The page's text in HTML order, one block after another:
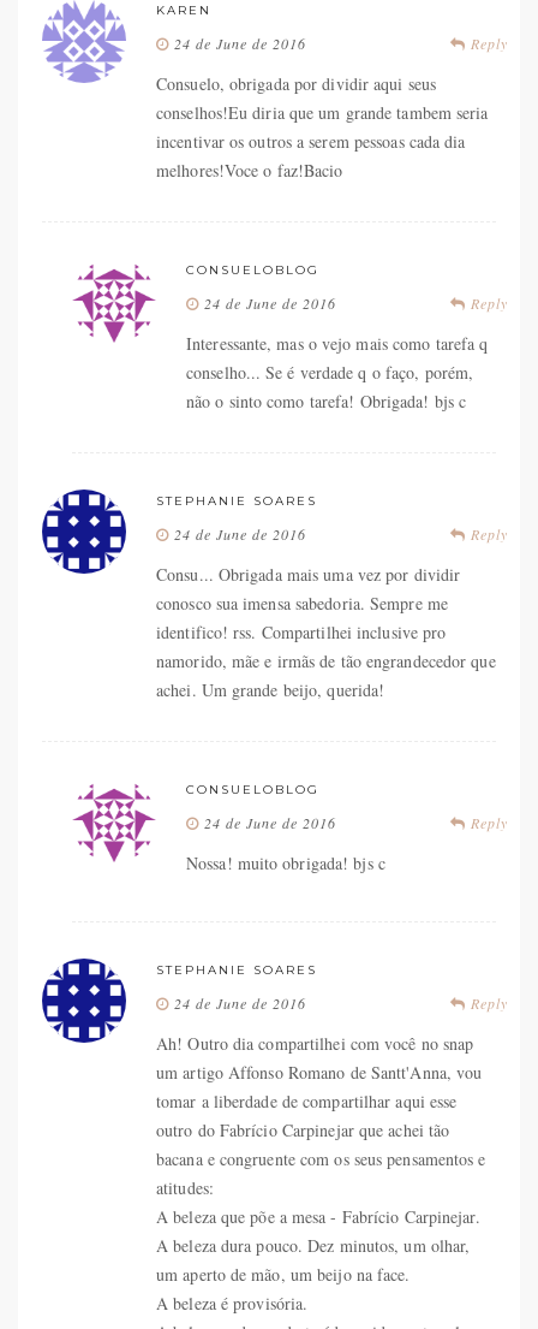
KAREN
Reply
24 de June de 2016
Consuelo, obrigada por dividir aqui seus
conselhos!Eu diria que um grande tambem seria
incentivar os outros a serem pessoas cada dia
melhores!Voce o faz!Bacio
CONSUELOBLOG
Reply
24 de June de 2016
Interessante, mas o vejo mais como tarefa q
conselho... Se é verdade q o faço, porém,
não o sinto como tarefa! Obrigada! bjs c
STEPHANIE SOARES
Reply
24 de June de 2016
Consu... Obrigada mais uma vez por dividir
conosco sua imensa sabedoria. Sempre me
identifico! rss. Compartilhei inclusive pro
namorido, mãe e irmãs de tão engrandecedor que
achei. Um grande beijo, querida!
CONSUELOBLOG
Reply
24 de June de 2016
Nossa! muito obrigada! bjs c
STEPHANIE SOARES
Reply
24 de June de 2016
Ah! Outro dia compartilhei com você no snap
um artigo Affonso Romano de Santt'Anna, vou
tomar a liberdade de compartilhar aqui esse
outro do Fabrício Carpinejar que achei tão
bacana e congruente com os seus pensamentos e
atitudes:
A beleza que põe a mesa - Fabrício Carpinejar.
A beleza dura pouco. Dez minutos, um olhar,
um aperto de mão, um beijo na face.
A beleza é provisória.